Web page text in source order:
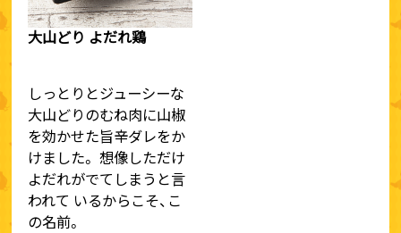
大山どり よだれ鶏
しっとりとジューシーな
大山どりのむね肉に山椒
を効かせた旨辛ダレをか
けました。 想像しただけ
よだれがでてしまうと言
われて いるからこそ、こ
の名前。